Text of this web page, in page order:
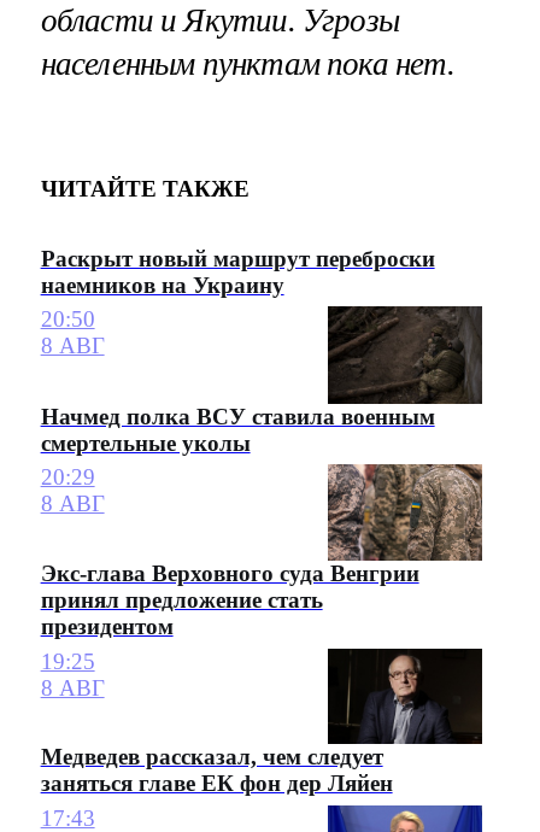
области и Якутии. Угрозы
населенным пунктам пока нет.
ЧИТАЙТЕ ТАКЖЕ
Раскрыт новый маршрут переброски
наемников на Украину
20:50
8 АВГ
Начмед полка ВСУ ставила военным
смертельные уколы
20:29
8 АВГ
Экс-глава Верховного суда Венгрии
принял предложение стать
президентом
19:25
8 АВГ
Медведев рассказал, чем следует
заняться главе ЕК фон дер Ляйен
17:43